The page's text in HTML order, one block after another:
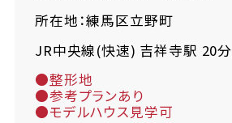
所在地：練馬区立野町
JR中央線(快速) 吉祥寺駅 20分
●整形地
●参考プランあり
●モデルハウス見学可